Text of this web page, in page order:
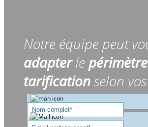
Notre équipe peut
adapterle périmètre
tarificationselon